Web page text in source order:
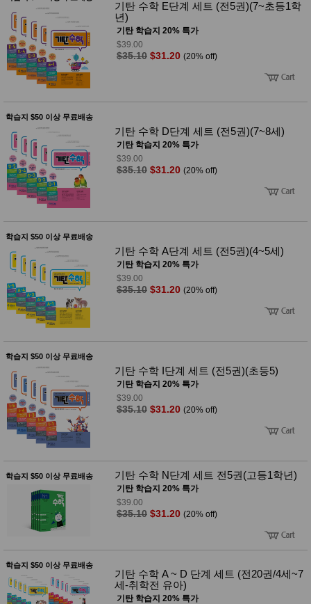
기탄 수학 E단계 세트 (전5권)(7~초등1학
년)
기탄 학습지 20% 특가
$39.00
$35.10 $31.20 (20% off)
학습지 $50 이상 무료배송
기탄 수학 D단계 세트 (전5권)(7~8세)
기탄 학습지 20% 특가
$39.00
$35.10 $31.20 (20% off)
학습지 $50 이상 무료배송
기탄 수학 A단계 세트 (전5권)(4~5세)
기탄 학습지 20% 특가
$39.00
$35.10 $31.20 (20% off)
학습지 $50 이상 무료배송
기탄 수학 I단계 세트 (전5권)(초등5)
기탄 학습지 20% 특가
$39.00
$35.10 $31.20 (20% off)
학습지 $50 이상 무료배송 기탄 수학 N단계 세트 전5권(고등1학년)
기탄 학습지 20% 특가
$39.00
$35.10 $31.20 (20% off)
학습지 $50 이상 무료배송
기탄 수학 A ~ D 단계 세트 (전20권/4세~7
세-취학전 유아)
기탄 학습지 20% 특가